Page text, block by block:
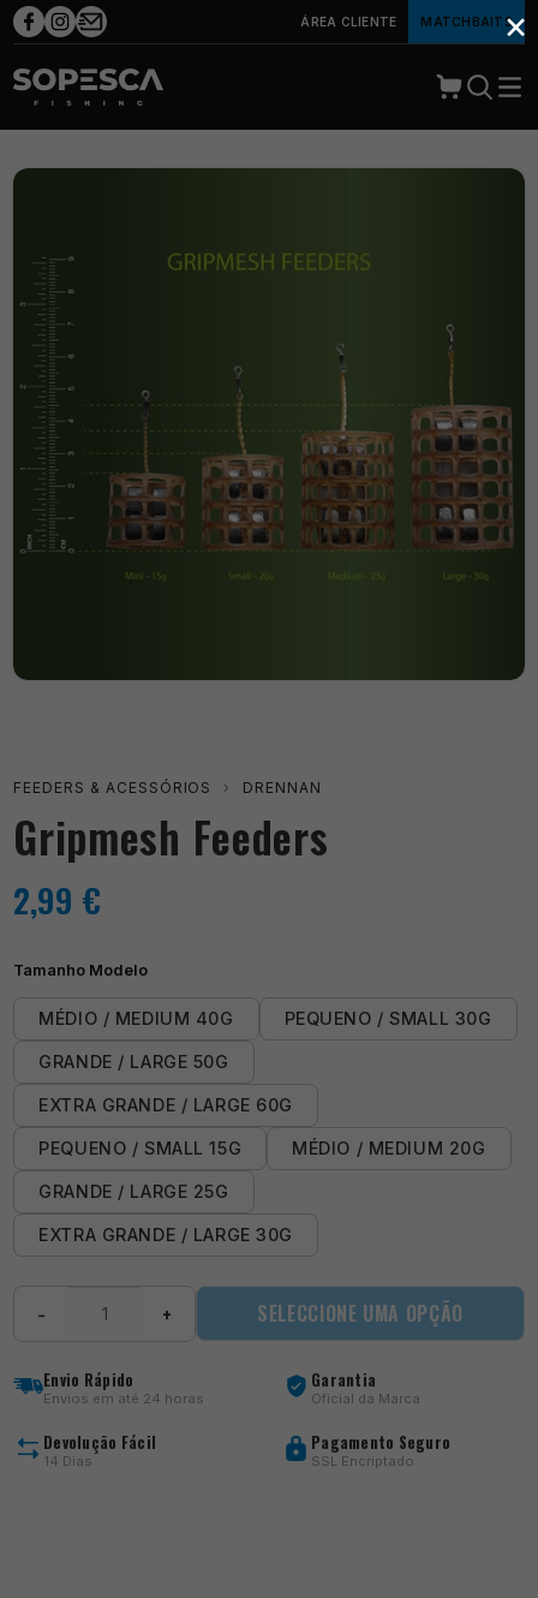
ÁREA CLIENTE MATCHBAITS
FEEDERS & ACESSÓRIOS › DRENNAN
Gripmesh Feeders
2,99 €
Tamanho Modelo
MÉDIO / MEDIUM 40G PEQUENO / SMALL 30G
GRANDE / LARGE 50G
EXTRA GRANDE / LARGE 60G
PEQUENO / SMALL 15G MÉDIO / MEDIUM 20G
GRANDE / LARGE 25G
EXTRA GRANDE / LARGE 30G
− + SELECCIONE UMA OPÇÃO
Envio Rápido
Envios em até 24 horas
Garantia
Oficial da Marca
Devolução Fácil
14 Dias
Pagamento Seguro
SSL Encriptado
×